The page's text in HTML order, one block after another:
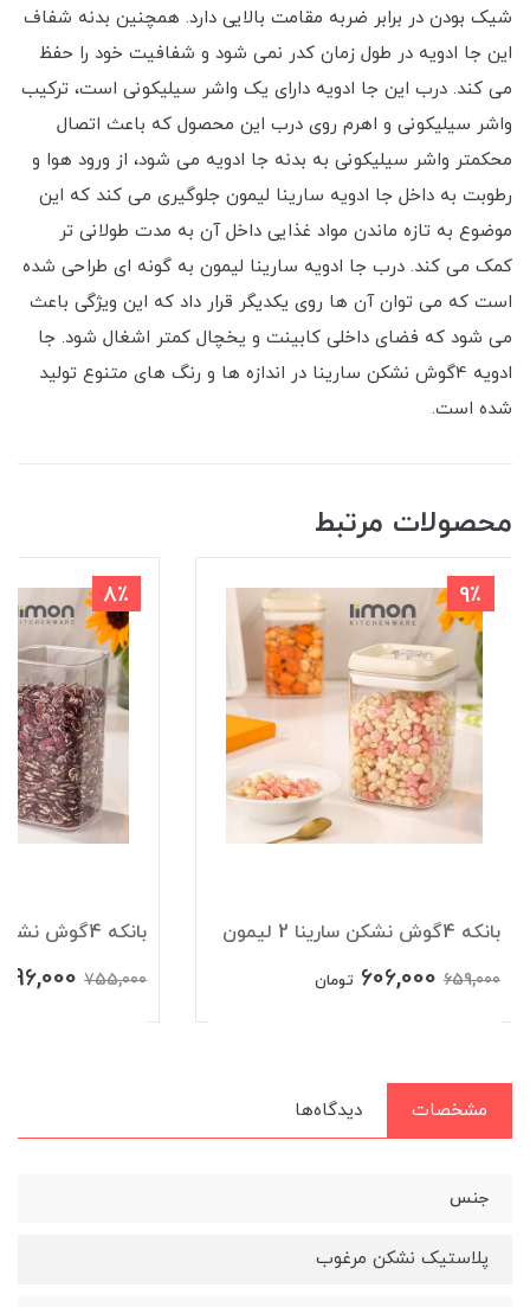
شیک بودن در برابر ضربه مقامت بالایی دارد. همچنین بدنه شفاف
این جا ادویه در طول زمان کدر نمی شود و شفافیت خود را حفظ
می کند. درب این جا ادویه دارای یک واشر سیلیکونی است، ترکیب
واشر سیلیکونی و اهرم روی درب این محصول که باعث اتصال
محکمتر واشر سیلیکونی به بدنه جا ادویه می شود، از ورود هوا و
رطوبت به داخل جا ادویه سارینا لیمون جلوگیری می کند که این
موضوع به تازه ماندن مواد غذایی داخل آن به مدت طولانی تر
کمک می کند. درب جا ادویه سارینا لیمون به گونه ای طراحی شده
است که می توان آن ها روی یکدیگر قرار داد که این ویژگی باعث
می شود که فضای داخلی کابینت و یخچال کمتر اشغال شود. جا
ادویه 4گوش نشکن سارینا در اندازه ها و رنگ های متنوع تولید
شده است.
محصولات مرتبط
9٪
بانکه 4گوش نشکن سارینا 2 لیمون
659,000
606,000 تومان
8٪
بانکه 4گوش نشکن سارینا 1 لیمون
755,000
696,000
مشخصات دیدگاه‌ها
جنس
پلاستیک نشکن مرغوب